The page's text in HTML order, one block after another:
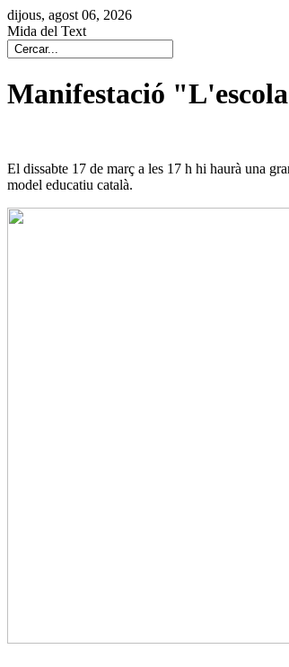
dijous, agost 06, 2026
Mida del Text
Manifestació
El dissabte 17 de març a les 17 h hi haurà una
model educatiu català.